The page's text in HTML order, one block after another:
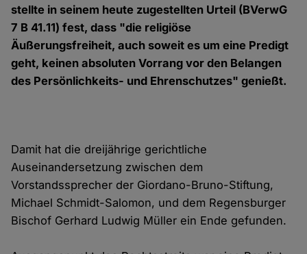
stellte in seinem heute zugestellten Urteil (BVerwG
7 B 41.11) fest, dass "die religiöse
Äußerungsfreiheit, auch soweit es um eine Predigt
geht, keinen absoluten Vorrang vor den Belangen
des Persönlichkeits- und Ehrenschutzes" genießt.
Damit hat die dreijährige gerichtliche
Auseinandersetzung zwischen dem
Vorstandssprecher der Giordano-Bruno-Stiftung,
Michael Schmidt-Salomon, und dem Regensburger
Bischof Gerhard Ludwig Müller ein Ende gefunden.